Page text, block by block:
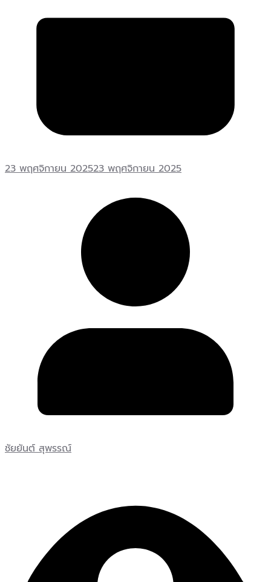
23 พฤศจิกายน 202523 พฤศจิกายน 2025
ชัยยันต์ สุพรรณ์